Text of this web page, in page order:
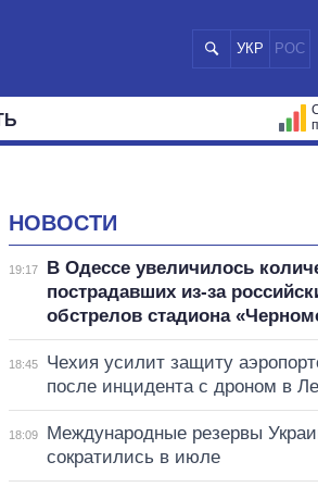
УКР РОС
НОВОСТИ
19:17
В Одессе увеличилось
пострадавших из-за
обстрелов стадиона
18:45
Чехия усилит защиту
после инцидента с дроном в
18:09
Международные резервы
сократились в июле